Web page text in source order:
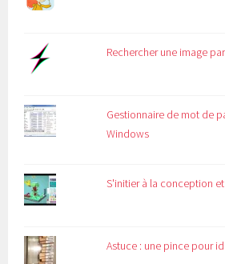
Rechercher une image
Gestionnaire de mot de
Windows
S'initier à la conception
Astuce : une pince pour